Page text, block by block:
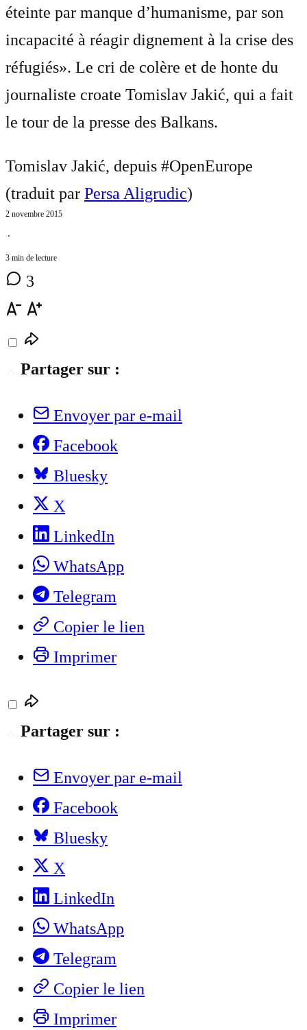
éteinte par manque d’humanisme, par son
incapacité à réagir dignement à la crise des
réfugiés». Le cri de colère et de honte du
journaliste croate Tomislav Jakić, qui a fait
le tour de la presse des Balkans.
Tomislav Jakić, depuis #OpenEurope
(traduit par Persa Aligrudic)
2 novembre 2015
⋅
3 min de lecture
3
Partager sur :
Envoyer par e-mail
Facebook
Bluesky
X
LinkedIn
WhatsApp
Telegram
Copier le lien
Imprimer
Partager sur :
Envoyer par e-mail
Facebook
Bluesky
X
LinkedIn
WhatsApp
Telegram
Copier le lien
Imprimer